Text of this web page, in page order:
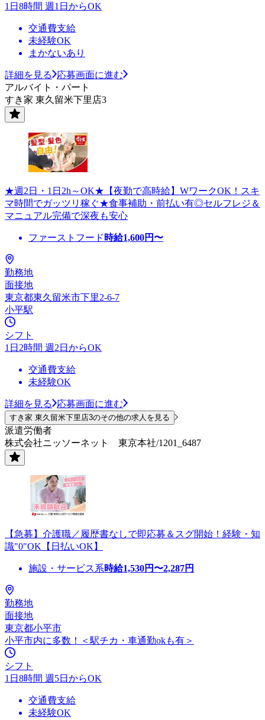
1日8時間 週1日からOK
交通費支給
未経験OK
まかないあり
詳細を見る
応募画面に進む
アルバイト・パート
すき家 東久留米下里店3
★週2日・1日2h～OK★【夜勤で高時給】WワークOK！スキ
マ時間でガッツリ稼ぐ★食事補助・前払い有◎セルフレジ＆
マニュアル完備で深夜も安心
ファーストフード 時給1,600円〜
勤務地
面接地
東京都東久留米市下里2-6-7
小平駅
シフト
1日2時間 週2日からOK
交通費支給
未経験OK
詳細を見る 応募画面に進む
すき家 東久留米下里店3のその他の求人を見る
派遣労働者
株式会社ニッソーネット 東京本社/1201_6487
【急募】介護職／履歴書なしで即応募＆スグ開始！経験・知
識"0"OK【日払いOK】
施設・サービス系時給1,530円〜2,287円
勤務地
面接地
東京都小平市
小平市内に多数！＜駅チカ・車通勤okも有＞
シフト
1日8時間 週5日からOK
交通費支給
未経験OK